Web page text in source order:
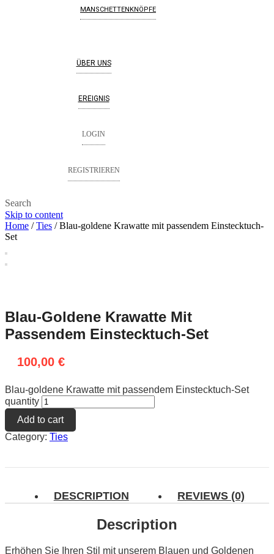
MANSCHETTENKNÖPFE
ÜBER UNS
EREIGNIS
LOGIN
REGISTRIEREN
Search
Skip to content
Home /Ties / Blau-goldene Krawatte mit passendem Einstecktuch-
Set
Blau-Goldene Krawatte Mit
Passendem Einstecktuch-Set
100,00 €
Blau-goldene Krawatte mit passendem Einstecktuch-Set
quantity
Add to cart
Category: Ties
DESCRIPTION REVIEWS (0)
Description
Erhöhen Sie Ihren Stil mit unserem Blauen und Goldenen